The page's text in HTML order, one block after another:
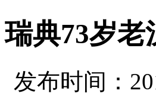
瑞典73岁老
发布时间：